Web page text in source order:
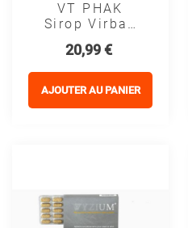
VT PHAK
Sirop Virbac
Cristallin Du
Chien Âgé
Prix
20,99 €
AJOUTER AU PANIER